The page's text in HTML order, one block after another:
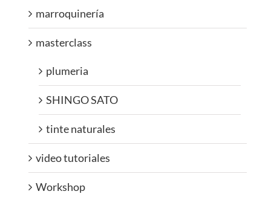
marroquinería
masterclass
plumeria
SHINGO SATO
tinte naturales
video tutoriales
Workshop